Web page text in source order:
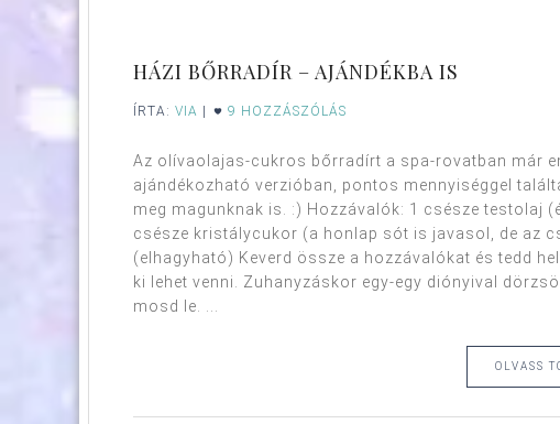
HÁZI BŐRRADÍR – AJÁNDÉKBA IS
ÍRTA: VIA 9 HOZZÁSZÓLÁS
Az olívaolajas-cukros bőrradírt a spa-rovatban már
ajándékozható verzióban, pontos mennyiséggel
meg magunknak is. :) Hozzávalók: 1 csésze testolaj
csésze kristálycukor (a honlap sót is javasol, de az
(elhagyható) Keverd össze a hozzávalókat és tedd
ki lehet venni. Zuhanyzáskor egy-egy diónyival
mosd le. ...
OLVASS